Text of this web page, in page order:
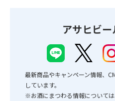
アサヒビ
最新商品やキャンペーン情報、
しています。
※お酒にまつわる情報について